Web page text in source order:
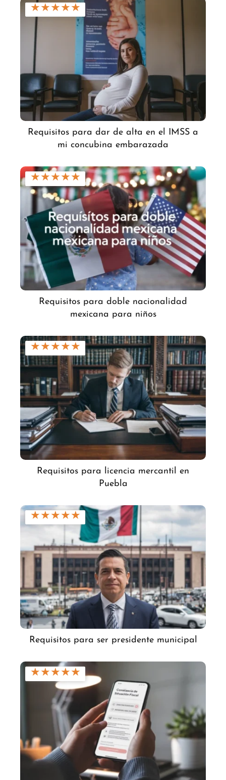
★★★★★
Requisitos para dar de alta en el IMSS a
mi concubina embarazada
★★★★★
Requisitos para doble nacionalidad
mexicana para niños
★★★★★
Requisitos para licencia mercantil en
Puebla
★★★★★
Requisitos para ser presidente municipal
★★★★★